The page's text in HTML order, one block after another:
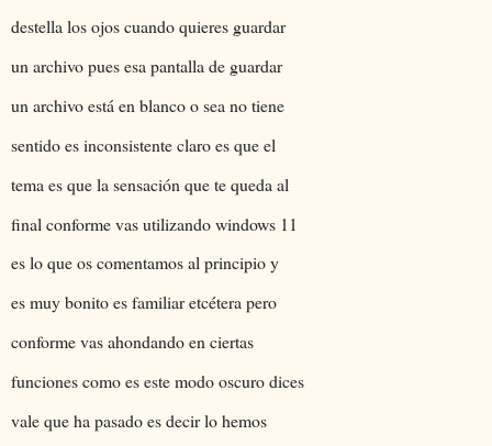
destella los ojos cuando quieres guardar
un archivo pues esa pantalla de guardar
un archivo está en blanco o sea no tiene
sentido es inconsistente claro es que el
tema es que la sensación que te queda al
final conforme vas utilizando windows 11
es lo que os comentamos al principio y
es muy bonito es familiar etcétera pero
conforme vas ahondando en ciertas
funciones como es este modo oscuro dices
vale que ha pasado es decir lo hemos